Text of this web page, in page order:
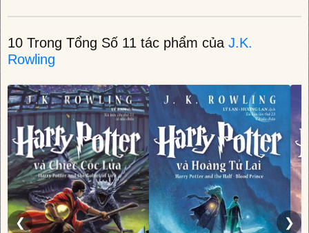
10 Trong Tổng Số 11 tác phẩm của J.K.
Rowling
❮ ❯